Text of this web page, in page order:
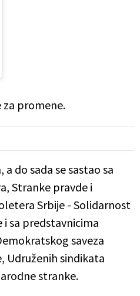
za promene.
do sada se sastao sa
Stranke pravde i
Srbije - Solidarnost
i sa predstavnicima
saveza
Udruženih sindikata
stranke.